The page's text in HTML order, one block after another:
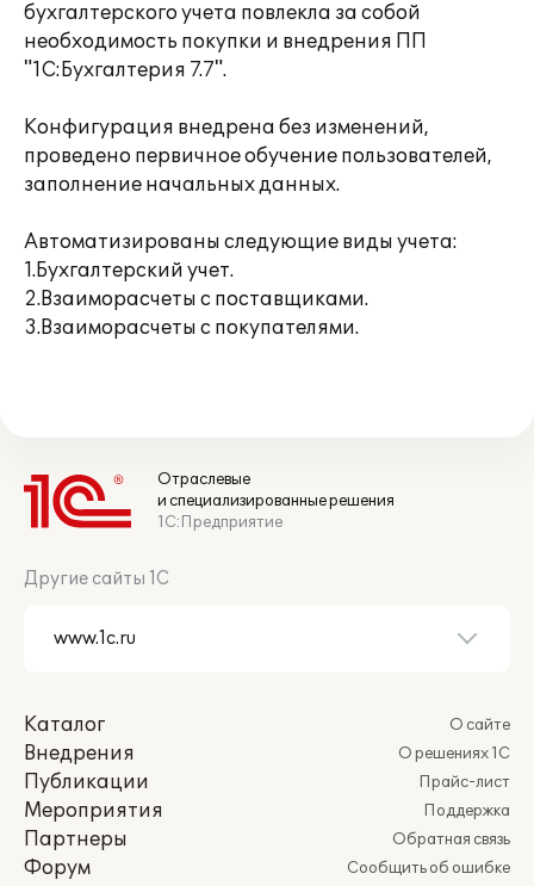
бухгалтерского учета повлекла за собой
необходимость покупки и внедрения ПП
"1С:Бухгалтерия 7.7".
Конфигурация внедрена без изменений,
проведено первичное обучение пользователей,
заполнение начальных данных.
Автоматизированы следующие виды учета:
1.Бухгалтерский учет.
2.Взаиморасчеты с поставщиками.
3.Взаиморасчеты с покупателями.
Отраслевые
и специализированные решения
1С:Предприятие
Другие сайты 1С
Каталог
Внедрения
Публикации
Мероприятия
Партнеры
Форум
О сайте
О решениях 1С
Прайс-лист
Поддержка
Обратная связь
Сообщить об ошибке